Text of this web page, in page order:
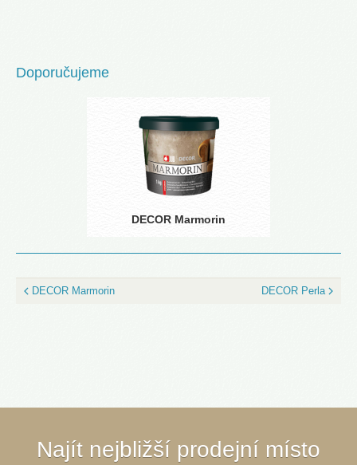
Doporučujeme
DECOR Marmorin
DECOR Marmorin DECOR Perla
Najít nejbližší prodejní místo